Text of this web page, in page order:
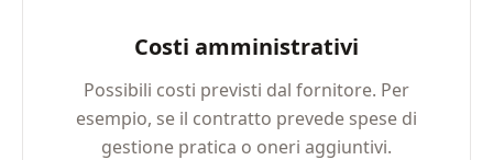
Costi amministrativi
Possibili costi previsti dal fornitore. Per
esempio, se il contratto prevede spese di
gestione pratica o oneri aggiuntivi.